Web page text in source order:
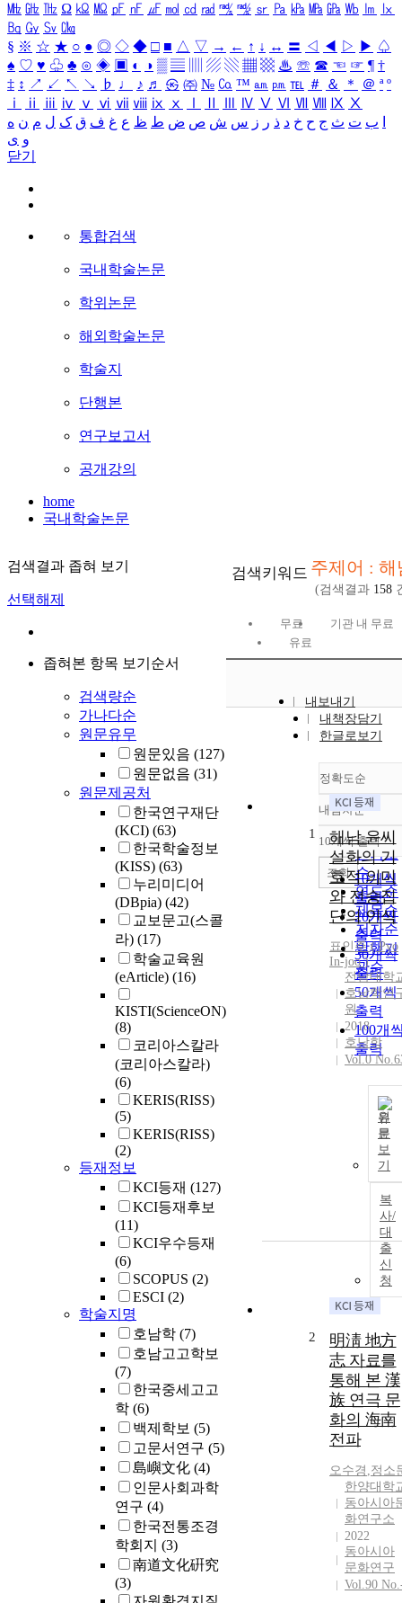
㎒ ㎓ ㎔ Ω ㏀ ㏁ ㎊ ㎋ ㎌ ㏖ ㏅ ㎭ ㎮ ㎯ ㏛ ㎩ ㎪ ㎫ ㎬ ㏝ ㏐
㏓
㏃ ㏉ ㏜ ㏆
§ ※ ☆ ★ ○ ● ◎ ◇ ◆ □ ■ △ ▽ → ← ↑ ↓ ↔ 〓 ◁ ◀ ▷ ▶ ♤
♠ ♡ ♥ ♧ ♣ ⊙ ◈ ▣ ◐ ◑ ▒ ▤ ▨ ▧ ▦ ▩ ♨ ☏ ☎ ☜ ☞ ¶ †
‡ ↕ ↗ ↙ ↖ ↘ ♭ ♩ ♪ ♬ ㉿ ㈜ № ㏇ ™ ㏂ ㏘ ℡ ＃ ＆ ＊ ＠ ª º
ⅰ
ⅱ ⅲ ⅳ ⅴ ⅵ ⅶ ⅷ ⅸ ⅹ Ⅳ Ⅴ Ⅵ Ⅶ Ⅷ Ⅸ Ⅹ
ب ت ث ج ح خ د ذ ر ز س ش ص ض ط ظ ع غ ف ق ک ل م ن ه
و ی
닫기
통합검색
국내학술논문
학위논문
해외학술논문
학술지
단행본
연구보고서
공개강의
home
국내학술논문
검색결과 좁혀 보기
선택해제
좁혀본 항목 보기순서
검색량순
가나다순
원문유무
원문있음 (127)
원문없음 (31)
원문제공처
한국연구재단
(KCI) (63)
한국학술정보
(KISS) (63)
누리미디어
(DBpia) (42)
교보문고(스콜
라) (17)
학술교육원
(eArticle) (16)
KISTI(ScienceON)
(8)
코리아스칼라
(코리아스칼라)
(6)
KERIS(RISS)
(5)
KERIS(RISS)
(2)
등재정보
KCI등재 (127)
KCI등재후보
(11)
KCI우수등재
(6)
SCOPUS (2)
ESCI (2)
학술지명
호남학 (7)
호남고고학보
(7)
한국중세고고
학 (6)
백제학보 (5)
고문서연구 (5)
島嶼文化 (4)
인문사회과학
연구 (4)
한국전통조경
학회지 (3)
南道文化硏究
(3)
검색키워드 주제어 : 해
(검색결과 158
무료
기관 내 무료
유료
내보내기
내책장담기
한글로보기
정확도순
정확도
순
인기도
순
연도순
제목순
저자순
발행기
관순
내림차순
내림차
10개씩 출력
10개씩
출력
20개씩
출력
30개씩
출력
50개씩
출력
100개
출력
조회
1
해남 윤씨
설화의 기
호적 의미
와 전승집
단의 인식
표인주 ( Pyo
In-joo )
전남대학
호남학연
원
2018
호남학
Vol.0
원
문
보
기
복
사/
대
출
신
청
2
明淸 地方
志 자료를
통해 본 漢
族 연극 문
화의 海南
전파
오수경 ,정소
한양대학
동아시아
화연구소
2022
동아시아
문화연구
Vol.90